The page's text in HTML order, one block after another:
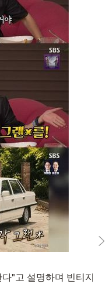
"고 설명하며 빈티지